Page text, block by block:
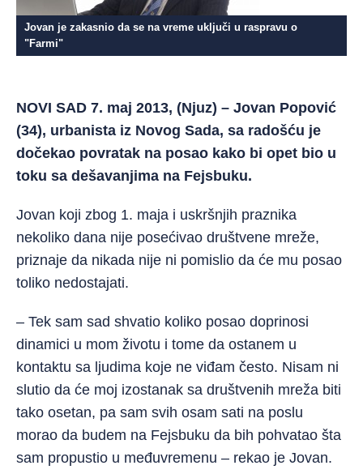
Jovan je zakasnio da se na vreme uključi u raspravu o
"Farmi"
NOVI SAD 7. maj 2013, (Njuz) – Jovan Popović
(34), urbanista iz Novog Sada, sa radošću je
dočekao povratak na posao kako bi opet bio u
toku sa dešavanjima na Fejsbuku.
Jovan koji zbog 1. maja i uskršnjih praznika
nekoliko dana nije posećivao društvene mreže,
priznaje da nikada nije ni pomislio da će mu posao
toliko nedostajati.
– Tek sam sad shvatio koliko posao doprinosi
dinamici u mom životu i tome da ostanem u
kontaktu sa ljudima koje ne viđam često. Nisam ni
slutio da će moj izostanak sa društvenih mreža biti
tako osetan, pa sam svih osam sati na poslu
morao da budem na Fejsbuku da bih pohvatao šta
sam propustio u međuvremenu – rekao je Jovan.